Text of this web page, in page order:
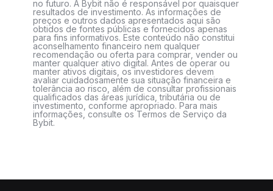
no futuro. A Bybit não é responsável por quaisquer
resultados de investimento. As informações de
preços e outros dados apresentados aqui são
obtidos de fontes públicas e fornecidos apenas
para fins informativos. Este conteúdo não constitui
aconselhamento financeiro nem qualquer
recomendação ou oferta para comprar, vender ou
manter qualquer ativo digital. Antes de operar ou
manter ativos digitais, os investidores devem
avaliar cuidadosamente sua situação financeira e
tolerância ao risco, além de consultar profissionais
qualificados das áreas jurídica, tributária ou de
investimento, conforme apropriado. Para mais
informações, consulte os Termos de Serviço da
Bybit.